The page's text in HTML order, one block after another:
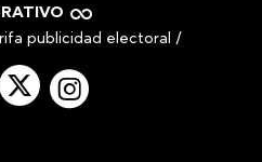
publicidad electoral /